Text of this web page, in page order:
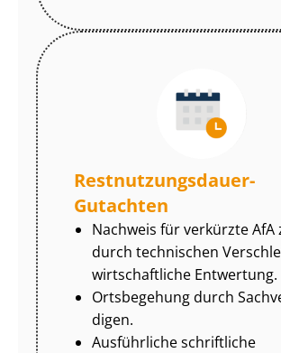
Rest­nut­zungs­dau­er-
Gutachten
Nachweis für verkürzte AfA
durch technischen
wirtschaftliche Entwertung.
Ortsbegehung durch
di­gen.
Ausführliche schriftliche